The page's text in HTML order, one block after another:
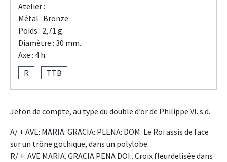
Atelier :
Métal : Bronze
Poids : 2,71 g.
Diamètre : 30 mm.
Axe : 4 h.
R
TTB
Jeton de compte, au type du double d’or de Philippe VI. s.d.
A/ + AVE: MARIA: GRACIA: PLENA: DOM. Le Roi assis de face
sur un trône gothique, dans un polylobe.
R/ +: AVE MARIA. GRACIA PENA DOI:. Croix fleurdelisée dans